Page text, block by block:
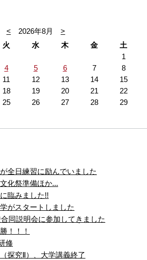
< 2026年8月
>
火 水 木 金
土
1
4 5 6 7
8
11 12 13 14
15
18 19 20 21
22
25 26 27 28
29
全日練習に励んでいました
化祭準備ほか...
臨みました!!
がスタートしました
同説明会に参加してきました
！！！
修
探究Ⅱ）、大学講義終了